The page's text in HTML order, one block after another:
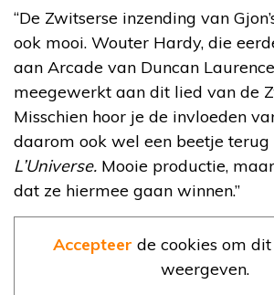
“De Zwitserse inzending van
ook mooi. Wouter Hardy, die
aan Arcade van Duncan
meegewerkt aan dit lied van de
Misschien hoor je de invloeden
daarom ook wel een beetje terug
L’Universe. Mooie productie,
dat ze hiermee gaan winnen.”
Accepteer de cookies om
weergeven.